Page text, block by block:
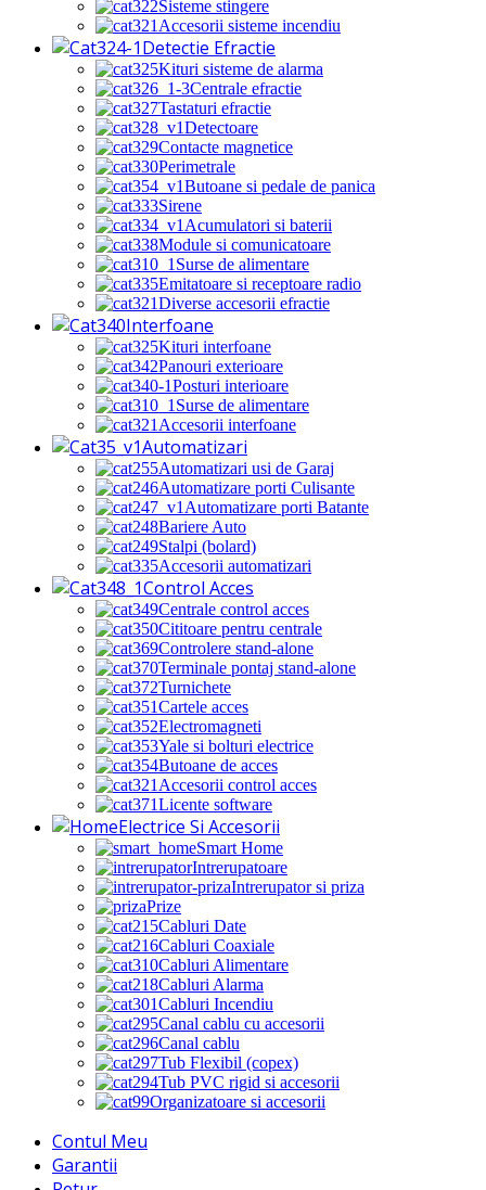
Sisteme stingere
Accesorii sisteme incendiu
Detectie Efractie
Kituri sisteme de alarma
Centrale efractie
Tastaturi efractie
Detectoare
Contacte magnetice
Perimetrale
Butoane si pedale de panica
Sirene
Acumulatori si baterii
Module si comunicatoare
Surse de alimentare
Emitatoare si receptoare radio
Diverse accesorii efractie
Interfoane
Kituri interfoane
Panouri exterioare
Posturi interioare
Surse de alimentare
Accesorii interfoane
Automatizari
Automatizari usi de Garaj
Automatizare porti Culisante
Automatizare porti Batante
Bariere Auto
Stalpi (bolard)
Accesorii automatizari
Control Acces
Centrale control acces
Cititoare pentru centrale
Controlere stand-alone
Terminale pontaj stand-alone
Turnichete
Cartele acces
Electromagneti
Yale si bolturi electrice
Butoane de acces
Accesorii control acces
Licente software
Electrice Si Accesorii
Smart Home
Intrerupatoare
Intrerupator si priza
Prize
Cabluri Date
Cabluri Coaxiale
Cabluri Alimentare
Cabluri Alarma
Cabluri Incendiu
Canal cablu cu accesorii
Canal cablu
Tub Flexibil (copex)
Tub PVC rigid si accesorii
Organizatoare si accesorii
Contul Meu
Garantii